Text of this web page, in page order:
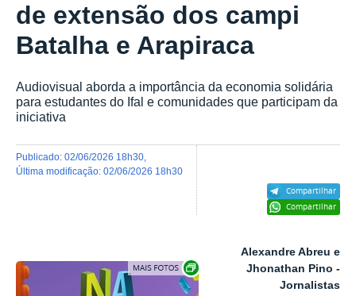
de extensão dos campi
Batalha e Arapiraca
Audiovisual aborda a importância da economia solidária
para estudantes do Ifal e comunidades que participam da
iniciativa
Compartilhar
Compartilhar
publicado: 02/06/2026 18h30
última modificação: 02/06/2026 18h30
Exibir carrossel de imagens
Alexandre Abreu e
Jhonathan Pino -
Jornalistas